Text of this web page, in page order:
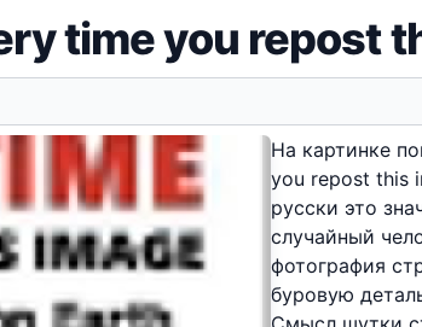
time you repost
На картинке
you repost this
русски это
случайный
фотография
буровую